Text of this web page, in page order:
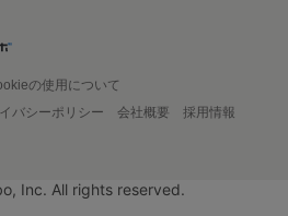
の使用について
バシーポリシー 会社概要
採用情報
Inc. All rights reserved.